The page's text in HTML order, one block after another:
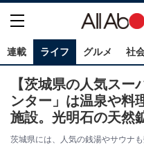
連載 ライフ グルメ 社
【茨城県の人気ス
ンター」は温泉や料
施設。光明石の天然
茨城県には、人気の銭湯やサウナ